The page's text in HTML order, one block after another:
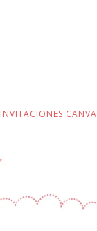
INVITACIONES CANVA